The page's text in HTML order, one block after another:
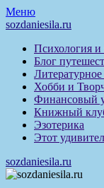
Перейти
к
Меню
sozdaniesila.ru
Психология и
Блог
Литературное
Хобби и
Финансовый
Книжный
Эзотерика
Этот
sozdaniesila.ru